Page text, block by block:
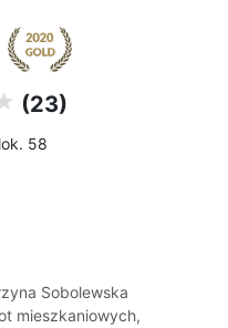
(23)
58
Sobolewska
mieszkaniowych,